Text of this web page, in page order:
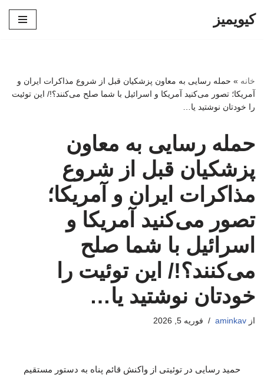
کیویمیز
خانه » حمله رسایی به معاون پزشکیان قبل از شروع مذاکرات ایران و
آمریکا؛ تصور می‌کنید آمریکا و اسرائیل با شما صلح می‌کنند؟!/ این توئیت
را خودتان نوشتید یا…
حمله رسایی به معاون
پزشکیان قبل از شروع
مذاکرات ایران و آمریکا؛
تصور می‌کنید آمریکا و
اسرائیل با شما صلح
می‌کنند؟!/ این توئیت را
خودتان نوشتید یا…
از aminkav فوریه 5, 2026
حمید رسایی در توئیتی از واکنش قائم پناه به دستور مستقیم